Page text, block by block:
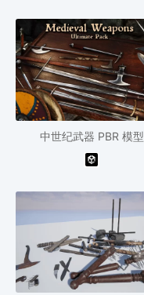
中世纪武器 PBR 模型